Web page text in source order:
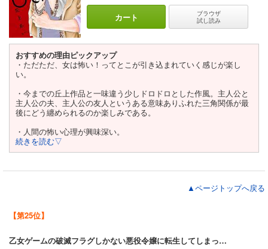
カート
ブラウザ
試し読み
おすすめの理由ピックアップ
・ただただ、女は怖い！ってとこが引き込まれていく感じが楽し
い。
・今までの丘上作品と一味違う少しドロドロとした作風。主人公と
主人公の夫、主人公の友人というある意味ありふれた三角関係が最
後にどう纏められるのか楽しみである。
・人間の怖い心理が興味深い。
続きを読む▽
▲ページトップへ戻る
【第25位】
乙女ゲームの破滅フラグしかない悪役令嬢に転生してしまった…